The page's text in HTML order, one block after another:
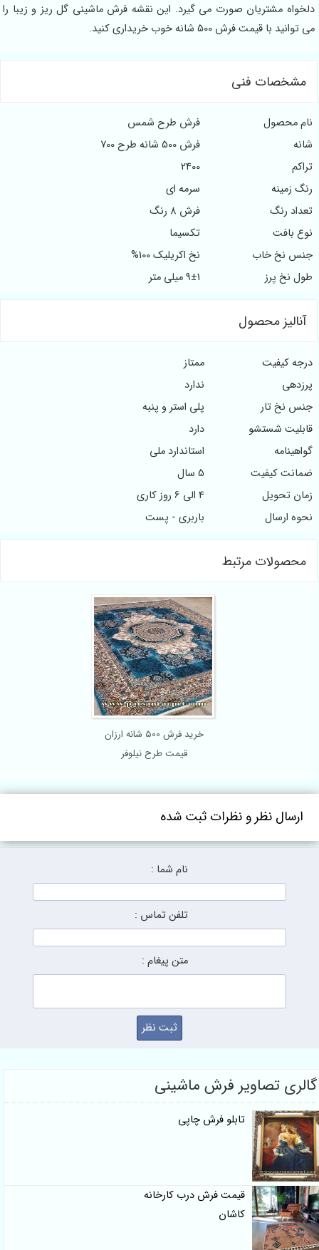
دلخواه مشتریان صورت می گیرد. این نقشه فرش ماشینی گل ریز و زیبا را
می توانید با قیمت فرش 500 شانه خوب خریداری کنید.
مشخصات فنی
نام محصول
فرش طرح شمس
شانه
فرش 500 شانه طرح 700
تراکم
2400
رنگ زمینه
سرمه ای
تعداد رنگ
فرش 8 رنگ
نوع بافت
تکسیما
جنس نخ خاب
نخ اکریلیک 100%
طول نخ پرز
9±1 میلی متر
آنالیز محصول
درجه کیفیت
ممتاز
پرزدهی
ندارد
جنس نخ تار
پلی استر و پنبه
قابلیت شستشو
دارد
گواهینامه
استاندارد ملی
ضمانت کیفیت
5 سال
زمان تحویل
4 الی 6 روز کاری
نحوه ارسال
باربری - پست
محصولات مرتبط
خرید فرش 500 شانه ارزان
قیمت طرح نیلوفر
ارسال نظر و نظرات ثبت شده
نام شما :
تلفن تماس :
متن پیغام :
گالری تصاویر فرش ماشینی
تابلو فرش چاپی
قیمت فرش درب کارخانه
کاشان